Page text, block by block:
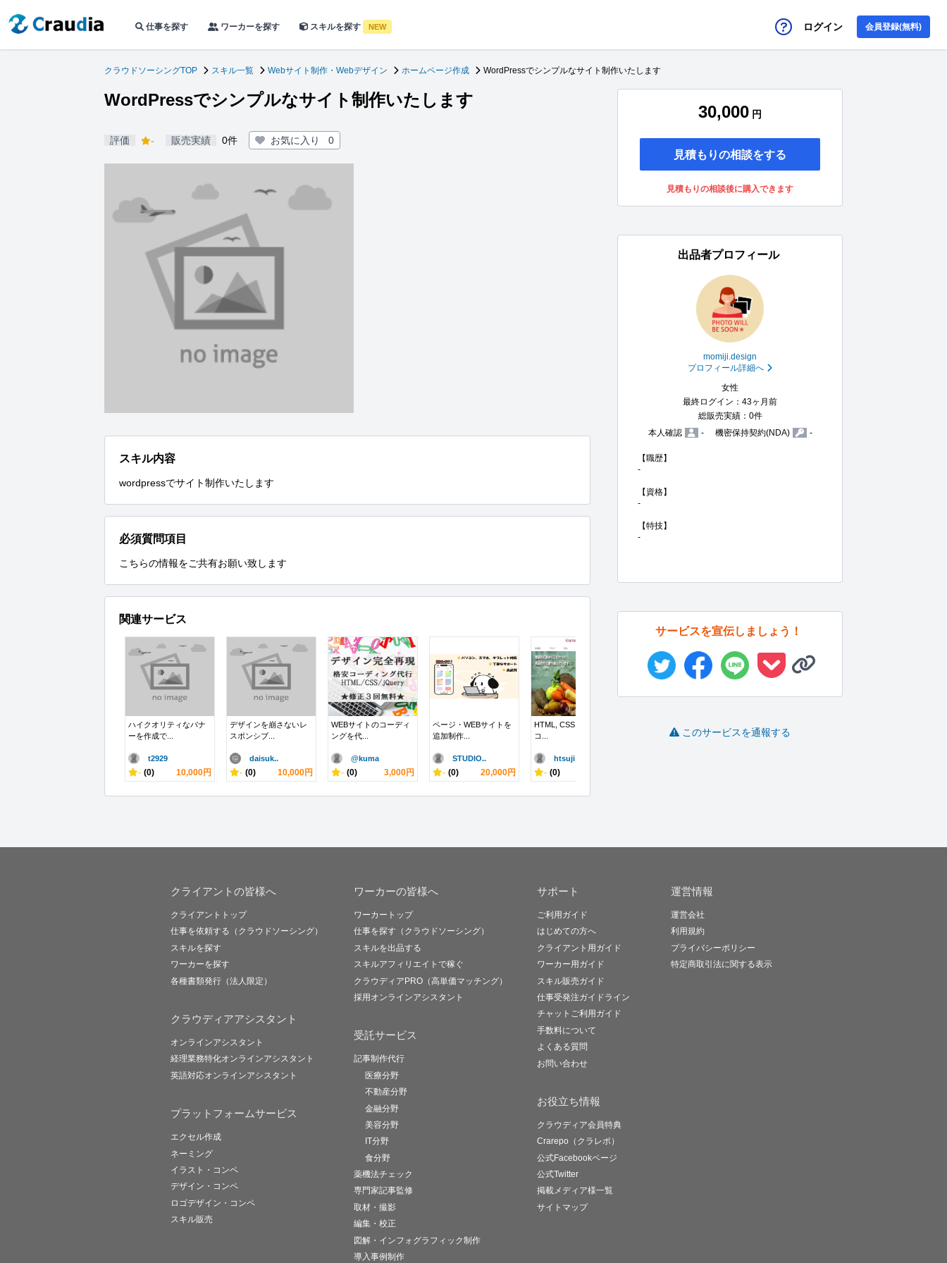
仕事を探す ワーカーを探す スキルを探す NEW ログイン 会員登録(無料)
クラウドソーシングTOP スキル一覧 Webサイト制作・Webデザイン ホームページ作成 WordPressでシンプルなサイト制作いたします
WordPressでシンプルなサイト制作いたします
評価 - 販売実績 0件 お気に入り 0
スキル内容
wordpressでサイト制作いたします
必須質問項目
こちらの情報をご共有お願い致します
関連サービス
ハイクオリティなバナ
ーを作成で...
t2929
- (0) 10,000円
デザインを崩さないレ
スポンシブ...
daisuk..
- (0) 10,000円
WEBサイトのコーディ
ングを代...
@kuma
- (0) 3,000円
ページ・WEBサイトを
追加制作...
STUDIO..
- (0) 20,000円
HTML, CSS を用いた
コ...
htsuji
- (0)
ングを致し...
独自Ema...
30,000 円
見積もりの相談をする
見積もりの相談後に購入できます
出品者プロフィール
momiji.design
プロフィール詳細へ
女性
最終ログイン：43ヶ月前
総販売実績：0件
本人確認
- 機密保持契約(NDA) -
【職歴】
-
【資格】
-
【特技】
-
サービスを宣伝しましょう！
このサービスを通報する
クライアントの皆様へ
クライアントトップ
仕事を依頼する（クラウドソーシング）
スキルを探す
ワーカーを探す
各種書類発行（法人限定）
クラウディアアシスタント
オンラインアシスタント
経理業務特化オンラインアシスタント
英語対応オンラインアシスタント
プラットフォームサービス
エクセル作成
ネーミング
イラスト・コンペ
デザイン・コンペ
ロゴデザイン・コンペ
スキル販売
ワーカーの皆様へ
ワーカートップ
仕事を探す（クラウドソーシング）
スキルを出品する
スキルアフィリエイトで稼ぐ
クラウディアPRO（高単価マッチング）
採用オンラインアシスタント
受託サービス
記事制作代行
医療分野
不動産分野
金融分野
美容分野
IT分野
食分野
薬機法チェック
専門家記事監修
取材・撮影
編集・校正
図解・インフォグラフィック制作
導入事例制作
サポート
ご利用ガイド
はじめての方へ
クライアント用ガイド
ワーカー用ガイド
スキル販売ガイド
仕事受発注ガイドライン
チャットご利用ガイド
手数料について
よくある質問
お問い合わせ
お役立ち情報
クラウディア会員特典
Crarepo（クラレポ）
公式Facebookページ
公式Twitter
掲載メディア様一覧
サイトマップ
運営情報
運営会社
利用規約
プライバシーポリシー
特定商取引法に関する表示